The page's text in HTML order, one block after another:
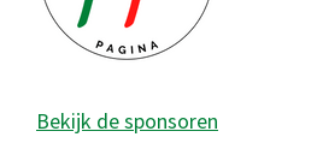
Bekijk de sponsoren